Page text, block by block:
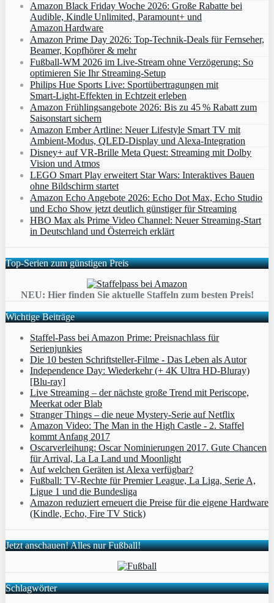
Amazon Black Friday Woche 2026: Große Rabatte bei
Audible, Kindle Unlimited, Paramount+ und
Amazon Hardware
Amazon Prime Day 2026: Top-Technik-Deals für Fernseher,
Beamer, Kopfhörer & mehr
Fußball-WM 2026 im Live-Stream ohne Verzögerung: So
optimieren Sie Ihr Streaming-Setup
Philips Hue Sports Live: Sportübertragungen mit
Smart‑Light‑Effekten in Echtzeit erleben
Amazon Frühlingsangebote 2026: Bis zu 45 % Rabatt zum
Saisonstart sichern
Amazon Ember Artline: Neuer Lifestyle Smart TV mit
Ambient‑Modus, QLED‑Display und Alexa‑Integration
Disney+ auf VR-Brille Meta Quest: Streaming mit Dolby
Vision und Atmos
LEGO Smart Play erweitert Star Wars: Interaktives Bauen
ohne Bildschirm startet
Amazon Echo Angebote 2026: Echo Dot Max, Echo Studio
und Echo Show jetzt deutlich günstiger für Streaming
HBO Max als Prime Video Channel: Neuer Streaming‑Start
in Deutschland und Österreich erklärt
Top-Serien zum günstigen Preis
NEU: Hier finden Sie aktuelle Staffeln zum besten Preis!
Wichtige Beiträge
Staffel-Pass bei Amazon Prime: Preisnachlass für
Serienjunkies
Die 10 besten Schriftsteller-Filme - Das Leben als Autor
Independence Day: Wiederkehr (+ 4K Ultra HD-Bluray)
[Blu-ray]
Live Streaming – der nächste große Trend mit Periscope,
Meerkat oder Blab
Stranger Things – die neue Mystery-Serie auf Netflix
Amazon Video: The Man in the High Castle - 2. Staffel
kommt Anfang 2017
Oscarverleihung: Oscar Nominierungen 2017. Gute Chancen
für Arrival, La La Land und Moonlight
Auf welchen Geräten ist Alexa verfügbar?
Fußball: TV-Rechte für Premier League, La Liga, Serie A,
Ligue 1 und die Bundesliga
Amazon reduziert erneuert die Preise für die eigene Hardware
(Kindle, Echo, Fire TV Stick)
Jetzt anschauen! Alles nur Fußball!
Schlagwörter